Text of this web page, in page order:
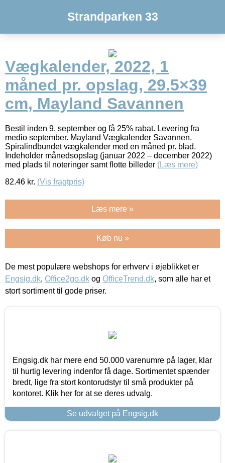
Strandparken 33
Vægkalender, 2022, 1
måned pr. opslag, 29.5×39
cm, Mayland Savannen
Bestil inden 9. september og få 25% rabat. Levering fra
medio september. Mayland Vægkalender Savannen.
Spiralindbundet vægkalender med en måned pr. blad.
Indeholder månedsopslag (januar 2022 – december 2022)
med plads til noteringer samt flotte billeder (Læs mere)
82.46 kr. (Vis fragtpris)
Læs mere »
Køb nu »
De mest populære webshops for erhverv i øjeblikket er
Engsig.dk, Office2go.dk og OfficeTrend.dk, som alle har et
stort sortiment til gode priser.
Engsig.dk har mere end 50.000 varenumre på lager, klar
til hurtig levering indenfor få dage. Sortimentet spænder
bredt, lige fra stort kontorudstyr til små produkter på
kontoret. Klik her for at se deres udvalg.
Se udvalget på Engsig.dk